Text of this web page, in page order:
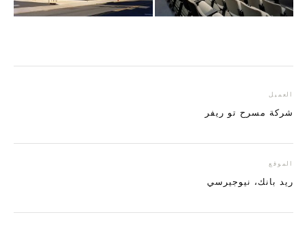
العميل
شركة مسرح تو ريفر
الموقع
ريد بانك، نيوجيرسي